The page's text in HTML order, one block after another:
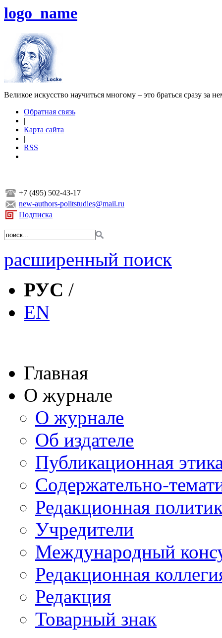
logo_name
Великое искусство научиться многому – это браться сразу за
Обратная связь
|
Карта сайта
|
RSS
+7 (495) 502-43-17
new-authors-politstudies@mail.ru
Подписка
расширенный поиск
РУС /
EN
Главная
О журнале
О журнале
Об издателе
Публикационная
Содержательно-
Редакционная
Учредители
Международный
Редакционная
Редакция
Товарный знак